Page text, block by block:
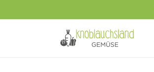
Inhalt